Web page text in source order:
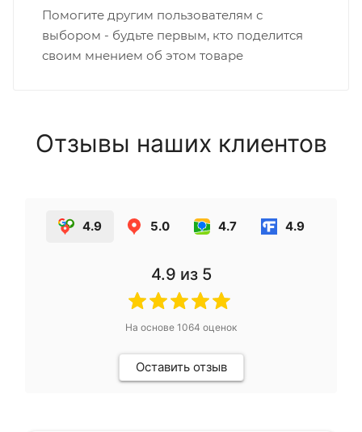
Помогите другим пользователям с
выбором - будьте первым, кто поделится
своим мнением об этом товаре
Отзывы наших клиентов
4.9 5.0 4.7 4.9
4.9 из 5
На основе 1064 оценок
Оставить отзыв